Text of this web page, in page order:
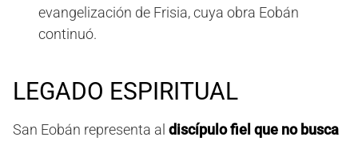
evangelización de Frisia, cuya obra Eobán
continuó.
LEGADO ESPIRITUAL
San Eobán representa al discípulo fiel que no busca